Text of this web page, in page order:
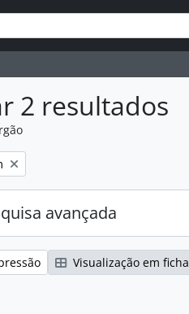
2 resultados
filtro:
avançada
Visualização em ficha